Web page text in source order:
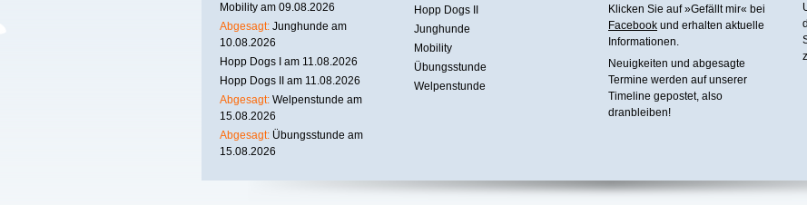
Mobility am 09.08.2026
Abgesagt: Junghunde am
10.08.2026
Hopp Dogs I am 11.08.2026
Hopp Dogs II am 11.08.2026
Abgesagt: Welpenstunde am
15.08.2026
Abgesagt: Übungsstunde am
15.08.2026
Hopp Dogs II
Junghunde
Mobility
Übungsstunde
Welpenstunde
Klicken Sie auf »Gefällt mir« bei
Facebook und erhalten aktuelle
Informationen.
Neuigkeiten und abgesagte
Termine werden auf unserer
Timeline gepostet, also
dranbleiben!